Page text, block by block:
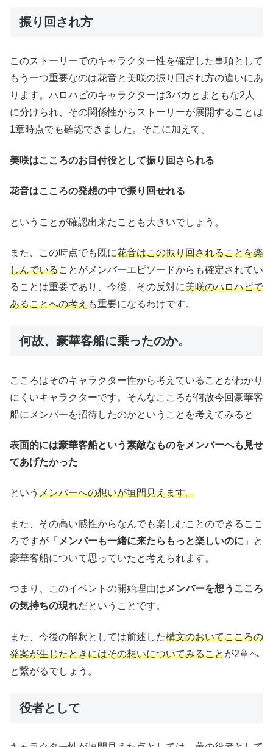
振り回され方
このストーリーでのキャラクター性を確定した事項として
もう一つ重要なのは花音と美咲の振り回され方の違いにあ
ります。ハロハピのキャラクターは3バカとまともな2人
に分けられ、その関係性からストーリーが展開することは
1章時点でも確認できました。そこに加えて、
美咲はこころのお目付役として振り回さられる
花音はこころの発想の中で振り回せれる
ということが確認出来たことも大きいでしょう。
また、この時点でも既に花音はこの振り回されることを楽
しんでいることがメンバーエピソードからも確定されてい
ることは重要であり、今後、その反対に美咲のハロハピで
あることへの考えも重要になるわけです。
何故、豪華客船に乗ったのか。
こころはそのキャラクター性から考えていることがわかり
にくいキャラクターです。そんなこころが何故今回豪華客
船にメンバーを招待したのかということを考えてみると
表面的には豪華客船という素敵なものをメンバーへも見せ
てあげたかった
という メンバーへの想いが垣間見えます。
また、その高い感性からなんでも楽しむことのできるここ
ろですが「 メンバーも一緒に来たらもっと楽しいのに 」と
豪華客船について思っていたと考えられます。
つまり、このイベントの開始理由は メンバーを想うこころ
の気持ちの現れだということです。
また、今後の解釈としては前述した構文のおいてこころの
発案が生じたときにはその想いについてみることが2章へ
と繋がるでしょう。
役者として